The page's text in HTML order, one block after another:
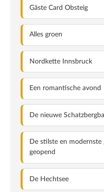
Gäste Card Obsteig
Alles groen
Nordkette Innsbruck
Een romantische avond
De nieuwe
De stilste en
geopend
De Hechtsee